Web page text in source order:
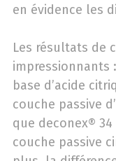
en évidence les
Les résultats de
impressionnants
base d’acide
couche passive
que deconex® 34
couche passive